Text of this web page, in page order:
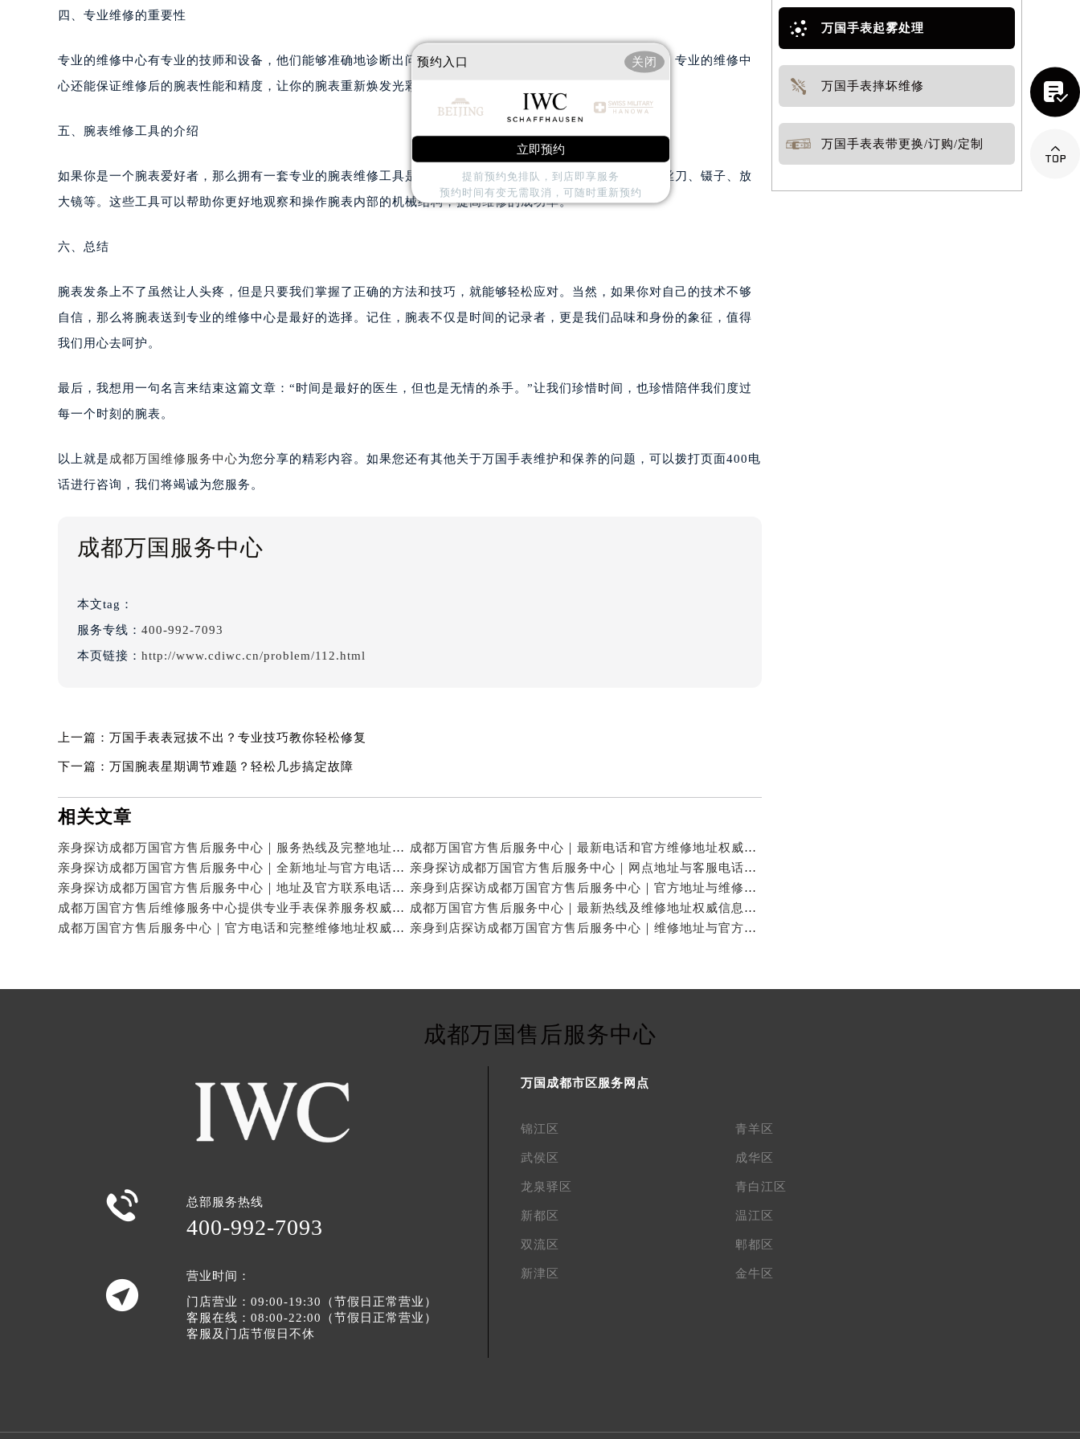
四、专业维修的重要性
专业的维修中心有专业的技师和设备，他们能够准确地诊断出问题所在，并且提供最合适的解决方案。此外，专业的维修中
心还能保证维修后的腕表性能和精度，让你的腕表重新焕发光彩。
五、腕表维修工具的介绍
如果你是一个腕表爱好者，那么拥有一套专业的腕表维修工具是非常有必要的。这些工具包括腕表钥匙、螺丝刀、镊子、放
大镜等。这些工具可以帮助你更好地观察和操作腕表内部的机械结构，提高维修的成功率。
六、总结
腕表发条上不了虽然让人头疼，但是只要我们掌握了正确的方法和技巧，就能够轻松应对。当然，如果你对自己的技术不够
自信，那么将腕表送到专业的维修中心是最好的选择。记住，腕表不仅是时间的记录者，更是我们品味和身份的象征，值得
我们用心去呵护。
最后，我想用一句名言来结束这篇文章：“时间是最好的医生，但也是无情的杀手。”让我们珍惜时间，也珍惜陪伴我们度过
每一个时刻的腕表。
以上就是 成都万国维修服务中心为您分享的精彩内容。如果您还有其他关于万国手表维护和保养的问题，可以拨打页面400电
话进行咨询，我们将竭诚为您服务。
成都万国服务中心
本文tag：
服务专线： 400-992-7093
本页链接： http://www.cdiwc.cn/problem/112.html
上一篇： 万国手表表冠拔不出？专业技巧教你轻松修复
下一篇： 万国腕表星期调节难题？轻松几步搞定故障
相关文章
亲身探访成都万国官方售后服务中心｜服务热线及完整地址（2026年7月最新）
成都万国官方售后服务中心｜最新电话和官方维修地址权威信息公示（2026年7月最新）
亲身探访成都万国官方售后服务中心｜全新地址与官方电话（2026年7月最新）
亲身探访成都万国官方售后服务中心｜网点地址与客服电话（2026年7月最新）
亲身探访成都万国官方售后服务中心｜地址及官方联系电话（2026年7月最新）
亲身到店探访成都万国官方售后服务中心｜官方地址与维修热线（2026年7月最新）
成都万国官方售后维修服务中心提供专业手表保养服务权威公示（2026年7月最新）
成都万国官方售后服务中心｜最新热线及维修地址权威信息公示（2026年7月最新）
成都万国官方售后服务中心｜官方电话和完整维修地址权威信息公示（2026年7月最新）
亲身到店探访成都万国官方售后服务中心｜维修地址与官方客服热线（2026年7月最新）
万国手表起雾处理
万国手表摔坏维修
万国手表表带更换/订购/定制
成都万国售后服务中心
 总部服务热线
400-992-7093

营业时间：
门店营业：09:00-19:30（节假日正常营业）
客服在线：08:00-22:00（节假日正常营业）
客服及门店节假日不休
万国成都市区服务网点
锦江区 青羊区
武侯区 成华区
龙泉驿区 青白江区
新都区 温江区
双流区 郫都区
新津区 金牛区


预约入口 关闭
立即预约
提前预约免排队，到店即享服务
预约时间有变无需取消，可随时重新预约